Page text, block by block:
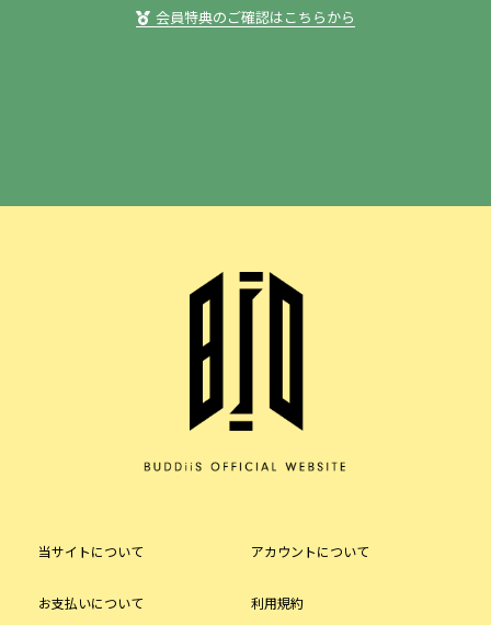
会員特典のご確認はこちらから
当サイトについて アカウントについて
お支払いについて 利用規約